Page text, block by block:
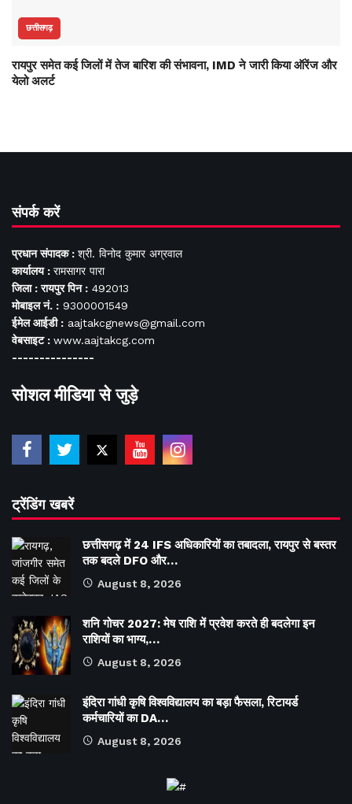
छत्तीसगढ़
रायपुर समेत कई जिलों में तेज बारिश की संभावना, IMD ने जारी किया ऑरेंज और
येलो अलर्ट
संपर्क करें
प्रधान संपादक : श्री. विनोद कुमार अग्रवाल
कार्यालय : रामसागर पारा
जिला : रायपुर पिन : 492013
मोबाइल नं. : 9300001549
ईमेल आईडी : aajtakcgnews@gmail.com
वेबसाइट : www.aajtakcg.com
---------------
सोशल मीडिया से जुड़े
ट्रेंडिंग खबरें
छत्तीसगढ़ में 24 IFS अधिकारियों का तबादला, रायपुर से बस्तर
तक बदले DFO और…
August 8, 2026
शनि गोचर 2027: मेष राशि में प्रवेश करते ही बदलेगा इन
राशियों का भाग्य,…
August 8, 2026
इंदिरा गांधी कृषि विश्वविद्यालय का बड़ा फैसला, रिटायर्ड
कर्मचारियों का DA…
August 8, 2026